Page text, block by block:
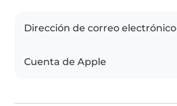
Dirección de correo electrónico
Cuenta de Apple